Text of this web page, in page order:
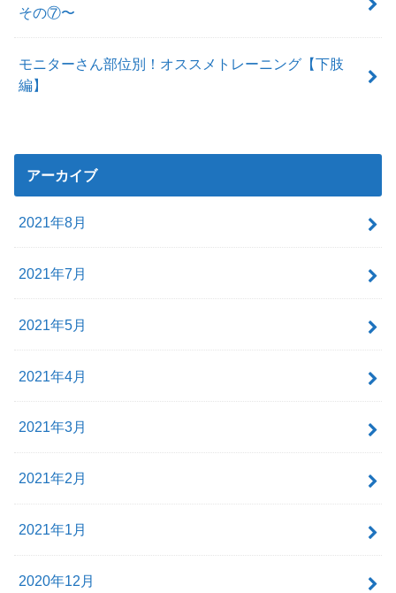
その⑦〜
モニターさん部位別！オススメトレーニング【下肢
編】
アーカイブ
2021年8月
2021年7月
2021年5月
2021年4月
2021年3月
2021年2月
2021年1月
2020年12月